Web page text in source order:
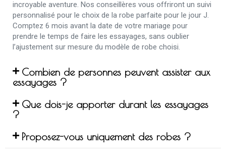
incroyable aventure. Nos conseillères vous offriront un suivi
personnalisé pour le choix de la robe parfaite pour le jour J.
Comptez 6 mois avant la date de votre mariage pour
prendre le temps de faire les essayages, sans oublier
l’ajustement sur mesure du modèle de robe choisi.
Combien de personnes peuvent assister aux
essayages ?
Que dois-je apporter durant les essayages
?
Proposez-vous uniquement des robes ?